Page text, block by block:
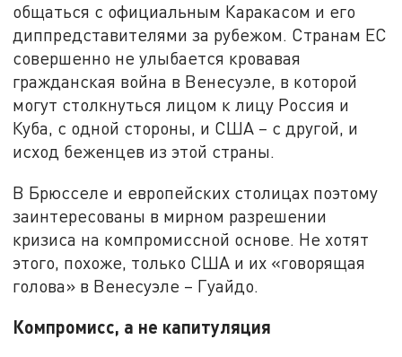
общаться с официальным Каракасом и его
диппредставителями за рубежом. Странам ЕС
совершенно не улыбается кровавая
гражданская война в Венесуэле, в которой
могут столкнуться лицом к лицу Россия и
Куба, с одной стороны, и США – с другой, и
исход беженцев из этой страны.
В Брюсселе и европейских столицах поэтому
заинтересованы в мирном разрешении
кризиса на компромиссной основе. Не хотят
этого, похоже, только США и их «говорящая
голова» в Венесуэле – Гуайдо.
Компромисс, а не капитуляция